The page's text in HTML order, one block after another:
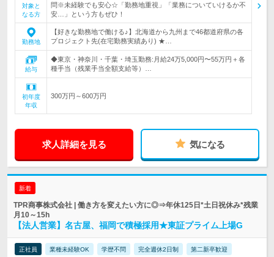
対象と
なる方
問※未経験でも安心☆「勤務地重視」「業務についていけるか不
安…」という方もぜひ！
勤務地
【好きな勤務地で働ける♪】北海道から九州まで46都道府県の各
プロジェクト先(在宅勤務実績あり) ★…
給与
◆東京・神奈川・千葉・埼玉勤務:月給24万5,000円〜55万円＋各
種手当（残業手当全額支給等）…
初年度
年収
300万円～600万円
求人詳細を見る 気になる
新着
TPR商事株式会社 | 働き方を変えたい方に◎⇒年休125日*土日祝休み*残業
月10～15h
【法人営業】名古屋、福岡で積極採用★東証プライム上場G
正社員 業種未経験OK 学歴不問 完全週休2日制 第二新卒歓迎